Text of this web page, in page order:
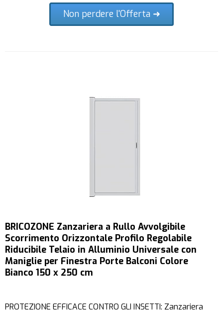
Non perdere l'Offerta ➜
BRICOZONE Zanzariera a Rullo Avvolgibile
Scorrimento Orizzontale Profilo Regolabile
Riducibile Telaio in Alluminio Universale con
Maniglie per Finestra Porte Balconi Colore
Bianco 150 x 250 cm
PROTEZIONE EFFICACE CONTRO GLI INSETTI: Zanzariera